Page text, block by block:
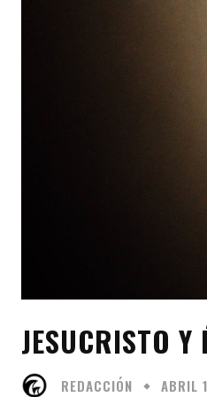
JESUCRISTO
REDACCIÓN ABRIL